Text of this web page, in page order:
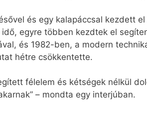
és egy kalapáccsal kezdett
egyre többen kezdtek el
és 1982-ben, a modern
hétre csökkentette.
félelem és kétségek nélkül
– mondta egy interjúban.